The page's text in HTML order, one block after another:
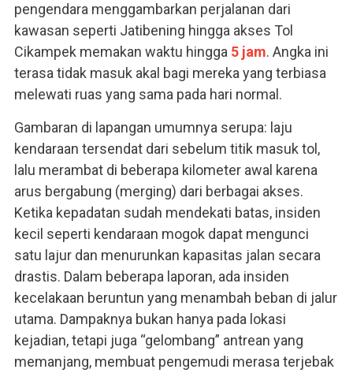
pengendara menggambarkan perjalanan dari
kawasan seperti Jatibening hingga akses Tol
Cikampek memakan waktu hingga 5 jam. Angka ini
terasa tidak masuk akal bagi mereka yang terbiasa
melewati ruas yang sama pada hari normal.
Gambaran di lapangan umumnya serupa: laju
kendaraan tersendat dari sebelum titik masuk tol,
lalu merambat di beberapa kilometer awal karena
arus bergabung (merging) dari berbagai akses.
Ketika kepadatan sudah mendekati batas, insiden
kecil seperti kendaraan mogok dapat mengunci
satu lajur dan menurunkan kapasitas jalan secara
drastis. Dalam beberapa laporan, ada insiden
kecelakaan beruntun yang menambah beban di jalur
utama. Dampaknya bukan hanya pada lokasi
kejadian, tetapi juga “gelombang” antrean yang
memanjang, membuat pengemudi merasa terjebak